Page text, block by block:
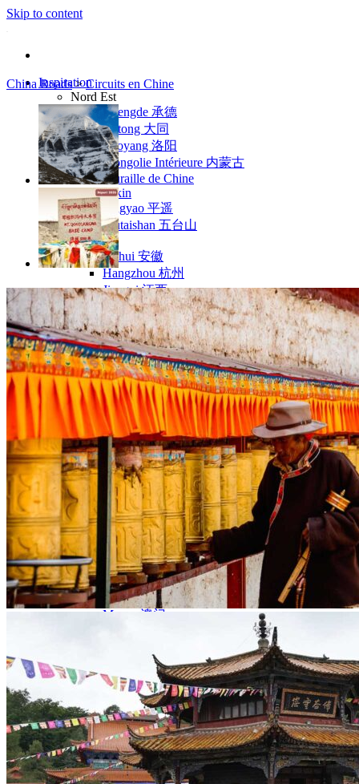
Skip to content
Inspiration
Nord Est
Chengde 承德
Datong 大同
Luoyang 洛阳
Mongolie Intérieure 内蒙古
Muraille de Chine
Pékin
Pingyao 平遥
Wutaishan 五台山
Côte Est
Anhui 安徽
Hangzhou 杭州
Jiangxi 江西
Montagnes Jaunes
Shandong 山东
Shanghai 上海
Suzhou 苏州
Nord Ouest
Gansu 甘肃
Dunhuang – 敦煌
Jiayuguan – 嘉峪关
Qinghai 青海
Xi’an 西安市
Xinjiang 新疆
Kashgar
Turpan
Sud Est
Canton 广州
Fujian 福建
Hong Kong 香港
Hunan 湖南
Ile d’Hainan 海南
Macao 澳门
Chongqing 重庆
Guangxi 广西
Guizhou 贵州
Hubei
Sichuan 四川
Tibet 西藏
Yunnan 云南
China Roads > Circuits en Chine